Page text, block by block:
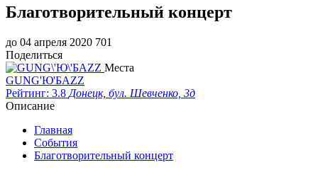
Благотворительный концерт
до 04 апреля 2020 701
Поделиться
Места
GUNG'Ю'БAZZ
Рейтинг: 3.8 Донецк, бул. Шевченко, 3д
Описание
Главная
События
Благотворительный концерт